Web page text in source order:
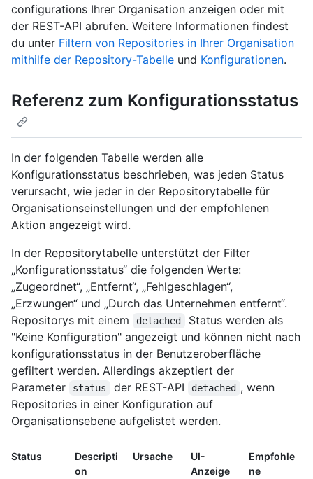
configurations Ihrer Organisation anzeigen oder mit
der REST-API abrufen. Weitere Informationen findest
du unter Filtern von Repositories in Ihrer Organisation
mithilfe der Repository-Tabelle und Konfigurationen.
Referenz zum Konfigurationsstatus
In der folgenden Tabelle werden alle
Konfigurationsstatus beschrieben, was jeden Status
verursacht, wie jeder in der Repositorytabelle für
Organisationseinstellungen und der empfohlenen
Aktion angezeigt wird.
In der Repositorytabelle unterstützt der Filter
„Konfigurationsstatus“ die folgenden Werte:
„Zugeordnet“, „Entfernt“, „Fehlgeschlagen“,
„Erzwungen“ und „Durch das Unternehmen entfernt“.
Repositorys mit einem
detached
Status werden als
"Keine Konfiguration" angezeigt und können nicht nach
konfigurationsstatus in der Benutzeroberfläche
gefiltert werden. Allerdings akzeptiert der
Parameter
status der REST-API detached , wenn
Repositories in einer Konfiguration auf
Organisationsebene aufgelistet werden.
Status
Descripti
on
Ursache
UI-
Anzeige
Empfohle
ne